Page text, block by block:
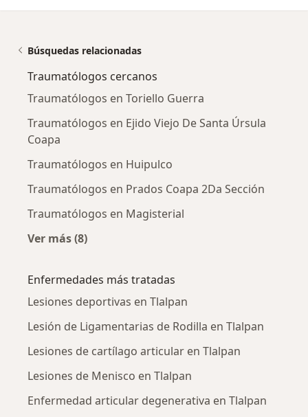
Búsquedas relacionadas
Traumatólogos cercanos
Traumatólogos en Toriello Guerra
Traumatólogos en Ejido Viejo De Santa Úrsula
Coapa
Traumatólogos en Huipulco
Traumatólogos en Prados Coapa 2Da Sección
Traumatólogos en Magisterial
Ver más (8)
Enfermedades más tratadas
Lesiones deportivas en Tlalpan
Lesión de Ligamentarias de Rodilla en Tlalpan
Lesiones de cartílago articular en Tlalpan
Lesiones de Menisco en Tlalpan
Enfermedad articular degenerativa en Tlalpan